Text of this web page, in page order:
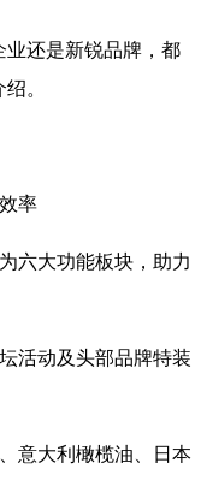
业还是新锐品牌，都
绍。
率
六大功能板块，助力
活动及头部品牌特装
意大利橄榄油、日本